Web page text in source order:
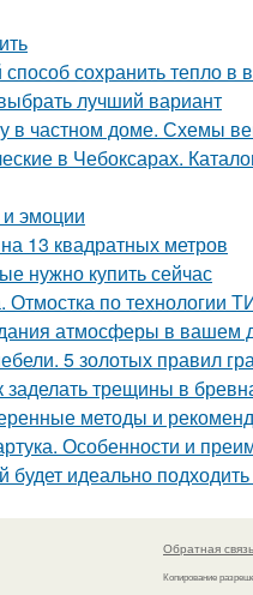
сохранить тепло
лучший вариант
в частном доме. Схемы
в Чебоксарах.
эмоции
13 квадратных метров
нужно купить сейчас
по технологии
атмосферы в вашем
5 золотых правил
трещины в
методы и
Особенности и
идеально
Обратная связь
Копирование